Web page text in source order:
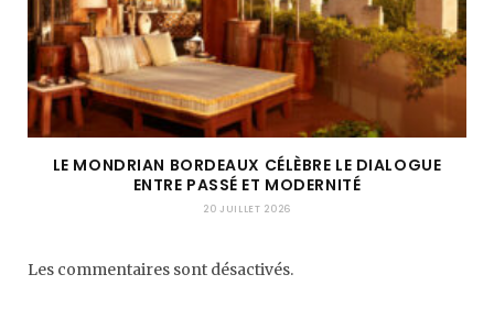
LE MONDRIAN BORDEAUX CÉLÈBRE LE DIALOGUE
ENTRE PASSÉ ET MODERNITÉ
20 JUILLET 2026
Les commentaires sont désactivés.